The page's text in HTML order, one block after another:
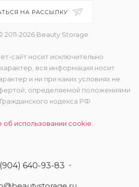
НА РАССЫЛКУ
2011-2026 Beauty Storage
сайт носит исключительно
вся информация носит
и ни при каких условиях не
определяемой положениями
кодекса РФ
использовании cookie.
640-93-83